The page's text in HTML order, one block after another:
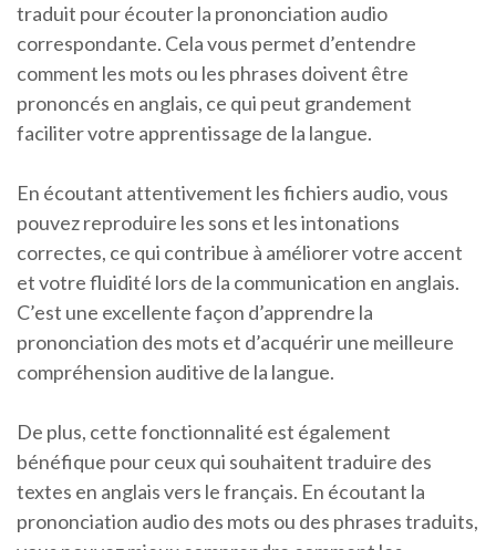
traduit pour écouter la prononciation audio
correspondante. Cela vous permet d’entendre
comment les mots ou les phrases doivent être
prononcés en anglais, ce qui peut grandement
faciliter votre apprentissage de la langue.
En écoutant attentivement les fichiers audio, vous
pouvez reproduire les sons et les intonations
correctes, ce qui contribue à améliorer votre accent
et votre fluidité lors de la communication en anglais.
C’est une excellente façon d’apprendre la
prononciation des mots et d’acquérir une meilleure
compréhension auditive de la langue.
De plus, cette fonctionnalité est également
bénéfique pour ceux qui souhaitent traduire des
textes en anglais vers le français. En écoutant la
prononciation audio des mots ou des phrases traduits,